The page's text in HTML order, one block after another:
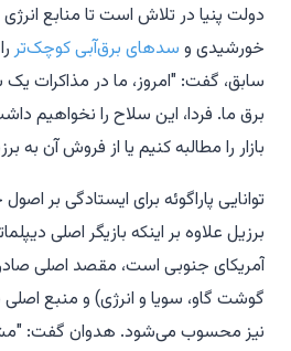
دولت پنیا در تلاش است تا منابع
خورشیدی و سدهای برق‌آبی کوچک‌تر
سابق، گفت: "امروز، ما در مذاکرات یک
برق ما. فردا، این سلاح را نخواهیم
بازار را مطالبه کنیم یا از فروش آن به
توانایی پاراگوئه برای ایستادگی بر
برزیل علاوه بر اینکه بازیگر اصلی
آمریکای جنوبی است، مقصد اصلی
گوشت گاو، سویا و انرژی) و منبع
نیز محسوب می‌شود. هدوان گفت: